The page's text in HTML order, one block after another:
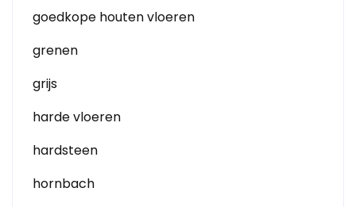
goedkope houten vloeren
grenen
grijs
harde vloeren
hardsteen
hornbach